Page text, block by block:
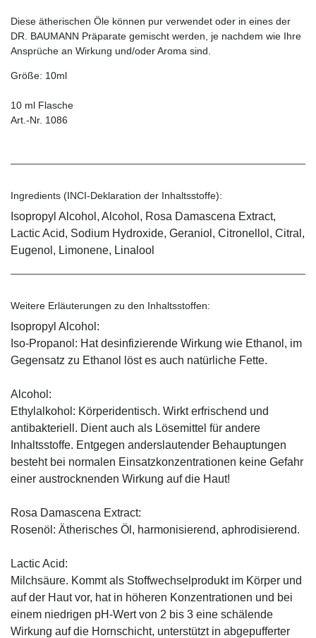
Diese ätherischen Öle können pur verwendet oder in eines der
DR. BAUMANN Präparate gemischt werden, je nachdem wie Ihre
Ansprüche an Wirkung und/oder Aroma sind.
Größe: 10ml
10 ml Flasche
Art.-Nr. 1086
Ingredients (INCI-Deklaration der Inhaltsstoffe):
Isopropyl Alcohol, Alcohol, Rosa Damascena Extract,
Lactic Acid, Sodium Hydroxide, Geraniol, Citronellol, Citral,
Eugenol, Limonene, Linalool
Weitere Erläuterungen zu den Inhaltsstoffen:
Isopropyl Alcohol:
Iso-Propanol: Hat desinfizierende Wirkung wie Ethanol, im
Gegensatz zu Ethanol löst es auch natürliche Fette.
Alcohol:
Ethylalkohol: Körperidentisch. Wirkt erfrischend und
antibakteriell. Dient auch als Lösemittel für andere
Inhaltsstoffe. Entgegen anderslautender Behauptungen
besteht bei normalen Einsatzkonzentrationen keine Gefahr
einer austrocknenden Wirkung auf die Haut!
Rosa Damascena Extract:
Rosenöl: Ätherisches Öl, harmonisierend, aphrodisierend.
Lactic Acid:
Milchsäure. Kommt als Stoffwechselprodukt im Körper und
auf der Haut vor, hat in höheren Konzentrationen und bei
einem niedrigen pH-Wert von 2 bis 3 eine schälende
Wirkung auf die Hornschicht, unterstützt in abgepufferter